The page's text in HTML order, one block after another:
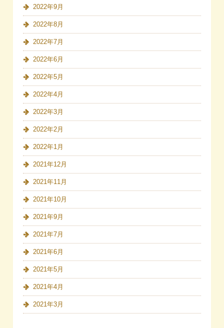
2022年9月
2022年8月
2022年7月
2022年6月
2022年5月
2022年4月
2022年3月
2022年2月
2022年1月
2021年12月
2021年11月
2021年10月
2021年9月
2021年7月
2021年6月
2021年5月
2021年4月
2021年3月